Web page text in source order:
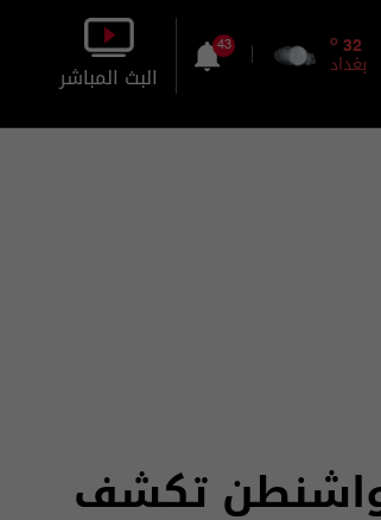
32
o
بغداد
43
البث المباشر
المليون.. واشنطن تكشف